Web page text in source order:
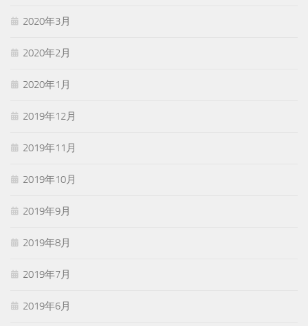
2020年3月
2020年2月
2020年1月
2019年12月
2019年11月
2019年10月
2019年9月
2019年8月
2019年7月
2019年6月